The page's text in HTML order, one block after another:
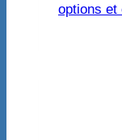
options et